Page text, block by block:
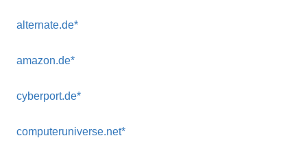
alternate.de*
amazon.de*
cyberport.de*
computeruniverse.net*